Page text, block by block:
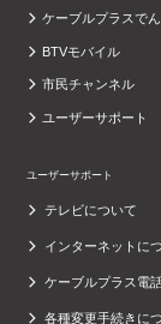
ケーブルプラスでん
BTVモバイル
市民チャンネル
ユーザーサポート
ユーザーサポート
テレビについて
インターネットに
ケーブルプラス電
各種変更手続きに